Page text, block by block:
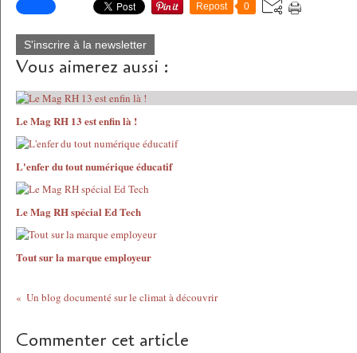
Repost 0
S'inscrire à la newsletter
Vous aimerez aussi :
Le Mag RH 13 est enfin là !
L'enfer du tout numérique éducatif
Le Mag RH spécial Ed Tech
Tout sur la marque employeur
Un blog documenté sur le climat à découvrir
Commenter cet article